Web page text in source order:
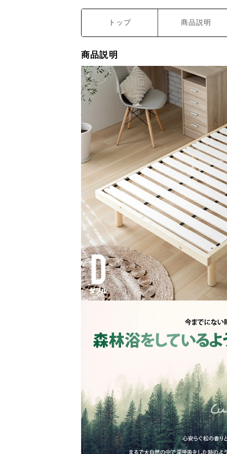
トップ 商品説明
商品説明